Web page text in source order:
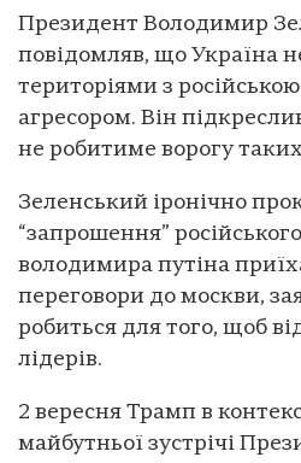
Президент Володимир
повідомляв, що Україна
територіями з
агресором. Він
не робитиме ворогу
Зеленський іронічно
“запрошення”
володимира путіна
переговори до москви,
робиться для того, щоб
лідерів.
2 вересня Трамп в
майбутньої зустрічі